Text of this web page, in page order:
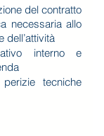
del contratto
necessaria allo
dell’attività
interno e
tecniche